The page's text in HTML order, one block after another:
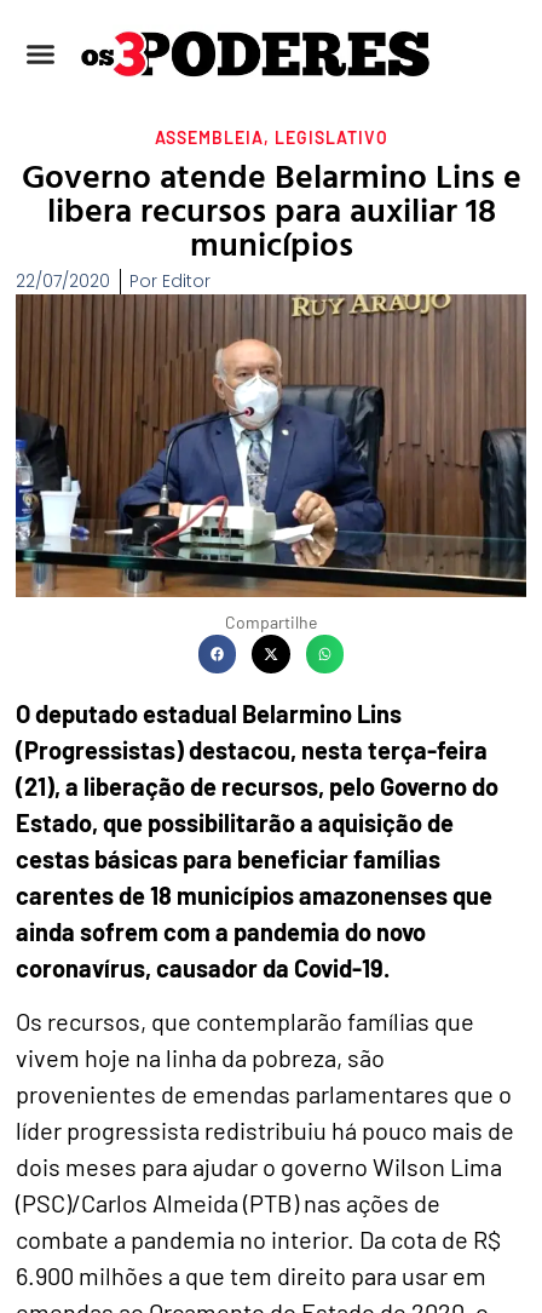
ASSEMBLEIA, LEGISLATIVO
Governo atende Belarmino Lins e
libera recursos para auxiliar 18
municípios
22/07/2020 Por Editor
Compartilhe
O deputado estadual Belarmino Lins
(Progressistas) destacou, nesta terça-feira
(21), a liberação de recursos, pelo Governo do
Estado, que possibilitarão a aquisição de
cestas básicas para beneficiar famílias
carentes de 18 municípios amazonenses que
ainda sofrem com a pandemia do novo
coronavírus, causador da Covid-19.
Os recursos, que contemplarão famílias que
vivem hoje na linha da pobreza, são
provenientes de emendas parlamentares que o
líder progressista redistribuiu há pouco mais de
dois meses para ajudar o governo Wilson Lima
(PSC)/Carlos Almeida (PTB) nas ações de
combate a pandemia no interior. Da cota de R$
6.900 milhões a que tem direito para usar em